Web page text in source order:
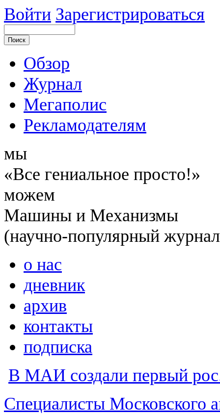
Войти Зарегистрироваться
Обзор
Журнал
Мегаполис
Рекламодателям
мы
«Все гениальное просто!»
можем
Машины и Механизмы
(научно-популярный
о нас
дневник
архив
контакты
подписка
В МАИ создали первый
Специалисты Московского